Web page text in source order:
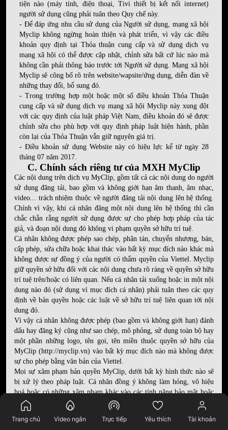
tiện nào (máy tính, điện thoại, Tivi thiết bị kết nối internet)
người sử dụng cũng phải tuân theo Quy chế này.
- Để đáp ứng nhu cầu sử dụng của Người sử dụng, mạng xã hội
Myclip không ngừng hoàn thiện và phát triển, vì vậy các điều
khoản quy định tại Thỏa thuận cung cấp và sử dụng dịch vụ
mạng xã hội có thể được cập nhật, chỉnh sửa bất cứ lúc nào mà
không cần phải thông báo trước tới Người sử dụng. Mạng xã hội
Myclip sẽ công bố rõ trên website/wapsite/ứng dụng, diễn đàn về
những thay đổi, bổ sung đó.
- Trong trường hợp một hoặc một số điều khoản Thỏa Thuận
cung cấp và sử dụng dịch vụ mạng xã hội Myclip này xung đột
với các quy định của luật pháp Việt Nam, điều khoản đó sẽ được
chỉnh sửa cho phù hợp với quy định pháp luật hiện hành, phần
còn lại của Thỏa Thuận vẫn giữ nguyên giá trị.
- Điều khoản sử dụng Website này có hiệu lực kể từ ngày 28
tháng 07 năm 2017.
C. Chính sách riêng tư của MXH MyClip
Các nội dung trên dịch vụ MyClip, gồm tất cả các nội dung do người
sử dụng đăng tải, bao gồm và không giới hạn âm thanh, âm nhạc,
video... trách nhiệm thuộc về người đăng tải nội dung lên hệ thống.
Chính vì vậy, khi cá nhân đăng một nội dung lên hệ thống thì cần
chắc chắn rằng người sử dụng được sự cho phép hợp pháp của tác
giả, và đoạn nội dung đó không vi phạm quyền sở hữu trí tuệ.
Cá nhân không được phép sao chép, phân tán, chuyển nhượng, bán,
cấp phép, sửa chữa hoặc khai thác vào bất kỳ mục đích nào khác mà
không được sự đồng ý của người có thẩm quyền của Viettel. Myclip
giữ quyền sở hữu đối với các nội dung chưa rõ ràng về quyền sở hữu
trí tuệ trên/hoặc có liên quan. Nếu cá nhân tải xuống hoặc in một nội
dung nào đó (sử dụng vì mục đích cá nhân) phải tuân theo các quy
định về bản quyền hoặc các luật về sở hữu trí tuệ liên quan tới nội
dung đó.
Vì vậy cá nhân không được phép (bao gồm và không giới hạn) đánh
dấu hay đăng ký cũng như sao chép, mô phỏng, sử dụng toàn bộ hay
một phần những logo, tên gọi, tên miền thuộc quyền sở hữu của
MyClip (http://myclip.vn) vào bất kỳ mục đích nào mà không được
sự cho phép bằng văn bản của Viettel.
Mọi sự xâm phạm bản quyền MyClip, dưới bất kỳ hình thức nào sẽ
bị xử lý theo pháp luật. Cá nhân đồng ý không làm hỏng, vô hiệu
hoá hoặc có những xâm phạm khác vào các tính năng bảo mật hoặc
các chức năng ngăn chặn, cấm sử dụng, sao chép các nội dung và tôn
trọng các qui định về giới hạn sử dụng của MXH MyClip.
CHÍNH SÁCH BẢO MẬT
Trang chủ Video ngắn Trực tiếp Yêu thích Tài khoản